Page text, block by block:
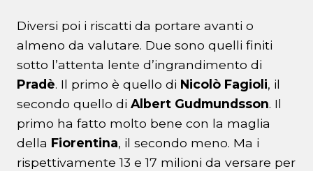
Diversi poi i riscatti da portare avanti o
almeno da valutare. Due sono quelli finiti
sotto l’attenta lente d’ingrandimento di
Pradè. Il primo è quello di Nicolò Fagioli, il
secondo quello di Albert Gudmundsson. Il
primo ha fatto molto bene con la maglia
della Fiorentina, il secondo meno. Ma i
rispettivamente 13 e 17 milioni da versare per